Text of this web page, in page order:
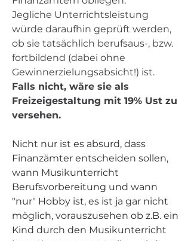
Jegliche Unterrichtsleistung
würde daraufhin geprüft werden,
ob sie tatsächlich berufsaus-, bzw.
fortbildend (dabei ohne
Gewinnerzielungsabsicht!) ist.
Falls nicht, wäre sie als
Freizeigestaltung mit 19% Ust zu
versehen.
Nicht nur ist es absurd, dass
Finanzämter entscheiden sollen,
wann Musikunterricht
Berufsvorbereitung und wann
"nur" Hobby ist, es ist ja gar nicht
möglich, vorauszusehen ob z.B. ein
Kind durch den Musikunterricht